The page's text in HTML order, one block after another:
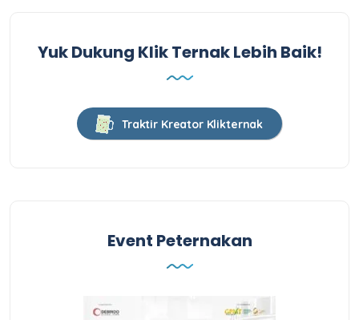
Yuk Dukung Klik Ternak Lebih Baik!
Traktir Kreator Klikternak
Event Peternakan